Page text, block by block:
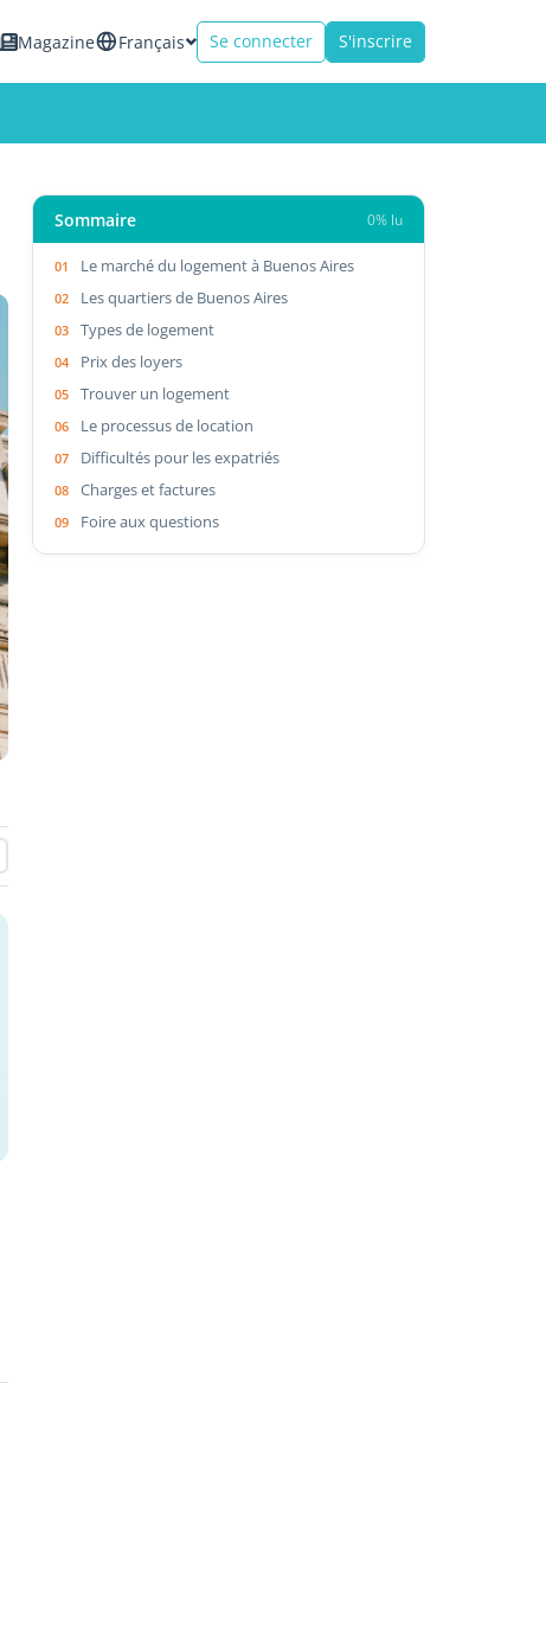
Magazine Français Se connecter S'inscrire
Sommaire 0% lu
Le marché du logement à Buenos Aires
Les quartiers de Buenos Aires
Types de logement
Prix des loyers
Trouver un logement
Le processus de location
Difficultés pour les expatriés
Charges et factures
Foire aux questions